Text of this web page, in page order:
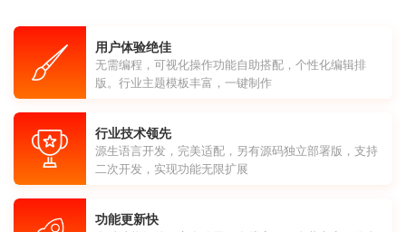
用户体验绝佳
无需编程，可视化操作功能自助搭配，个性化编辑排
版。行业主题模板丰富，一键制作
行业技术领先
源生语言开发，完美适配，另有源码独立部署版，支持
二次开发，实现功能无限扩展
功能更新快